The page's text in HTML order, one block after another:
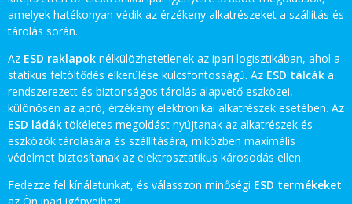
amelyek hatékonyan védik az érzékeny alkatrészeket a szállítás és
tárolás során.
Az ESD raklapok nélkülözhetetlenek az ipari logisztikában, ahol a
statikus feltöltődés elkerülése kulcsfontosságú. Az ESD tálcák a
rendszerezett és biztonságos tárolás alapvető eszközei,
különösen az apró, érzékeny elektronikai alkatrészek esetében. Az
ESD ládáktökéletes megoldást nyújtanak az alkatrészek és
eszközök tárolására és szállítására, miközben maximális
védelmet biztosítanak az elektrosztatikus károsodás ellen.
Fedezze fel kínálatunkat, és válasszon minőségi ESD termékeket